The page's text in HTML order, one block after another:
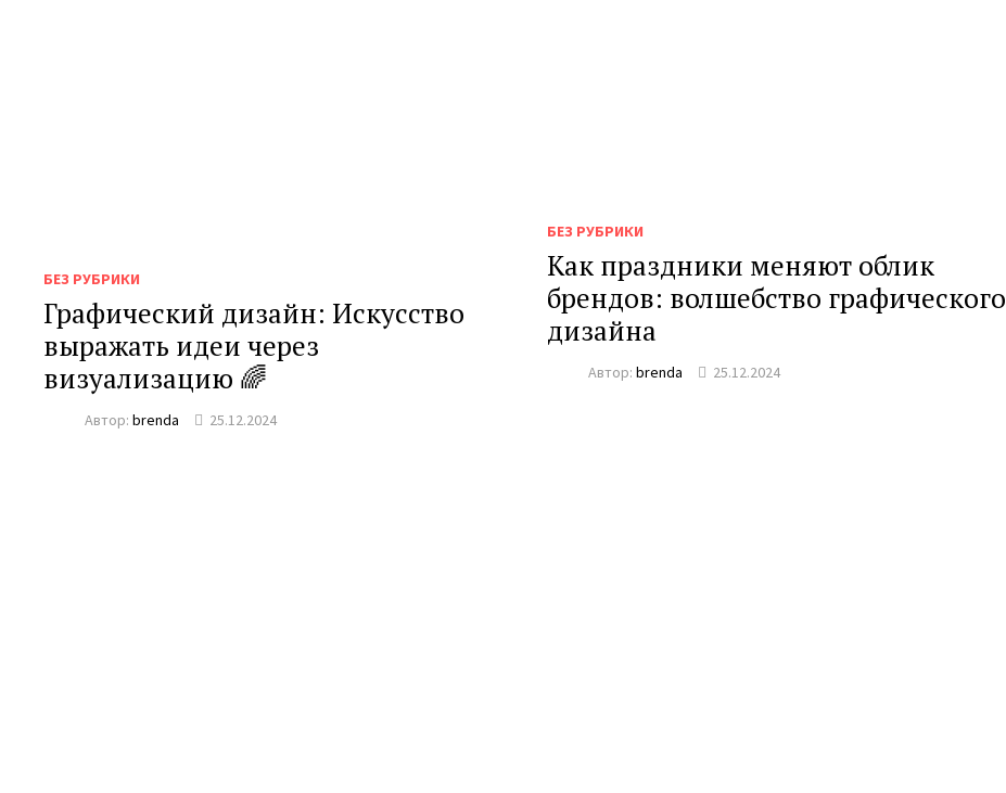
БЕЗ РУБРИКИ
Графический дизайн: Искусство
выражать идеи через
визуализацию 🌈
Автор:brenda 25.12.2024
БЕЗ РУБРИКИ
Как праздники меняют облик
брендов: волшебство графического
дизайна
Автор:brenda 25.12.2024